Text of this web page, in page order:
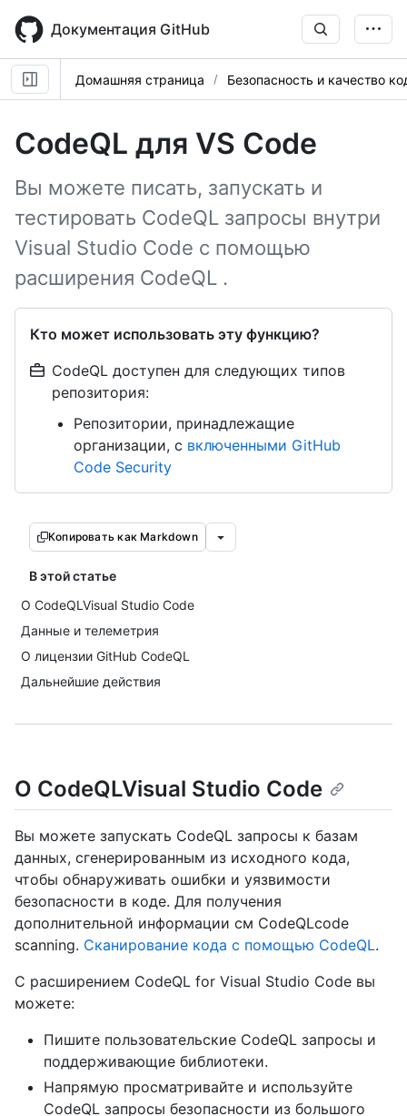
main
content
Документация GitHub
Домашняя страница Безопасность и качество
CodeQL для VS Code
Вы можете писать, запускать и
тестировать CodeQL запросы внутри
Visual Studio Code с помощью
расширения CodeQL .
Кто может использовать эту функцию?
CodeQL доступен для следующих типов
репозитория:
Репозитории, принадлежащие
организации, с включенными GitHub
Code Security
Копировать как Markdown
В этой статье
О CodeQLVisual Studio Code
Данные и телеметрия
О лицензии GitHub CodeQL
Дальнейшие действия
О CodeQLVisual Studio Code
Вы можете запускать CodeQL запросы к базам
данных, сгенерированным из исходного кода,
чтобы обнаруживать ошибки и уязвимости
безопасности в коде. Для получения
дополнительной информации см CodeQLcode
scanning. Сканирование кода с помощью CodeQL.
С расширением CodeQL for Visual Studio Code вы
можете:
Пишите пользовательские CodeQL запросы и
поддерживающие библиотеки.
Напрямую просматривайте и используйте
CodeQL запросы безопасности из большого